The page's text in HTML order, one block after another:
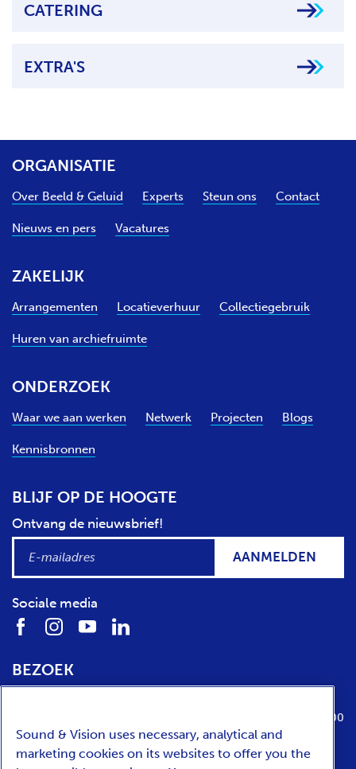
CATERING
EXTRA'S
ORGANISATIE
Over Beeld & Geluid Experts Steun ons Contact
Nieuws en pers Vacatures
ZAKELIJK
Arrangementen Locatieverhuur Collectiegebruik
Huren van archiefruimte
ONDERZOEK
Waar we aan werken Netwerk Projecten Blogs
Kennisbronnen
BLIJF OP DE HOOGTE
Ontvang de nieuwsbrief!
AANMELDEN
Sociale media
BEZOEK
1217 WE Hilversum
dinsdag t/m zondag van 10:00 tot 17:00
Sound & Vision uses necessary, analytical and
marketing cookies on its websites to offer you the